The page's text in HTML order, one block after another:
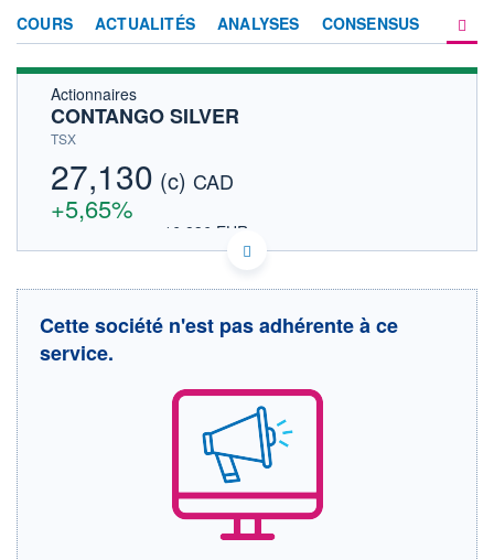
COURS ACTUALITÉS ANALYSES CONSENSUS
Actionnaires
CONTANGO SILVER
TSX
27,130 (c) CAD
+5,65%
16,836 EUR
DONNÉES TEMPS DIFFÉRÉ
Cotation sur les autres places
17h40 19h50
CLÔTURE VEILLE
Cette société n'est pas adhérente à ce
service.